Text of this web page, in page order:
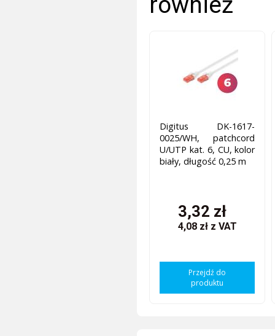
Digitus DK-1617-
0025/WH, patchcord
U/UTP kat. 6, CU, kolor
biały, długość 0,25 m
3,32 zł
4,08 zł z VAT
Przejdź do
produktu